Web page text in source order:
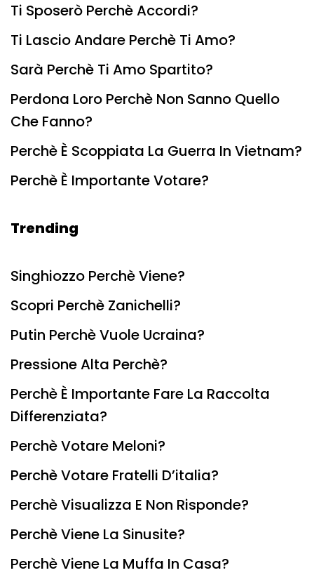
Ti Sposerò Perchè Accordi?
Ti Lascio Andare Perchè Ti Amo?
Sarà Perchè Ti Amo Spartito?
Perdona Loro Perchè Non Sanno Quello
Che Fanno?
Perchè È Scoppiata La Guerra In Vietnam?
Perchè È Importante Votare?
Trending
Singhiozzo Perchè Viene?
Scopri Perchè Zanichelli?
Putin Perchè Vuole Ucraina?
Pressione Alta Perchè?
Perchè È Importante Fare La Raccolta
Differenziata?
Perchè Votare Meloni?
Perchè Votare Fratelli D’italia?
Perchè Visualizza E Non Risponde?
Perchè Viene La Sinusite?
Perchè Viene La Muffa In Casa?